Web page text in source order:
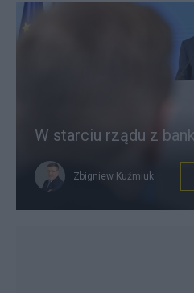
W starciu rządu z
Zbigniew Kuźmiuk